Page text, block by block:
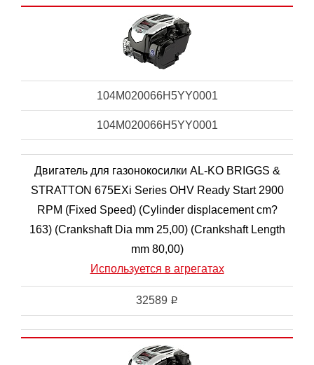
104M020066H5YY0001
104M020066H5YY0001
Двигатель для газонокосилки AL-KO BRIGGS &
STRATTON 675EXi Series OHV Ready Start 2900
RPM (Fixed Speed) (Cylinder displacement cm?
163) (Crankshaft Dia mm 25,00) (Crankshaft Length
mm 80,00)
Используется в агрегатах
32589 i